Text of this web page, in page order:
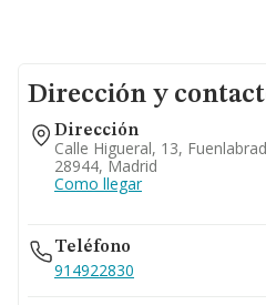
Dirección y
Dirección
Calle Higueral, 13,
28944, Madrid
Como llegar
Teléfono
914922830